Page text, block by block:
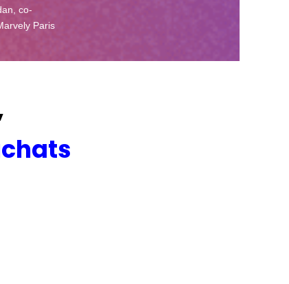
co-
Paris